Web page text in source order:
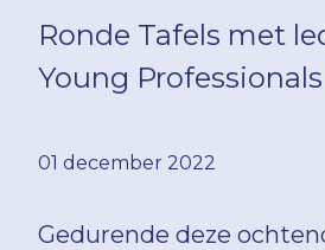
Ronde Tafels met
Young Professionals
01 december 2022
Gedurende deze